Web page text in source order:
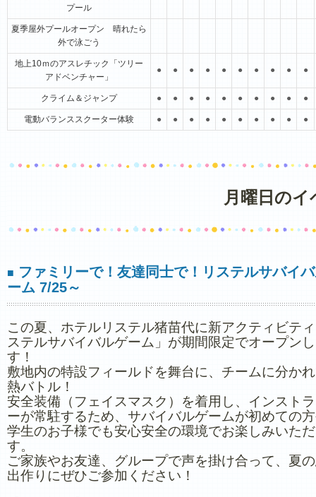
プール
夏季屋外プールオープン 晴れたら
外で泳ごう
地上10ｍのアスレチック「ツリー
アドベンチャー」
● ● ● ● ● ● ● ● ● ●
クライム＆ジャンプ ● ● ● ● ● ● ● ● ● ●
電動バランススクーター体験 ● ● ● ● ● ● ● ● ● ●
月曜日の
■ ファミリーで！友達同士で！リステルサバイ
ーム 7/25～
この夏、ホテルリステル猪苗代に新アクティビテ
ステルサバイバルゲーム」が期間限定でオープン
す！
敷地内の特設フィールドを舞台に、チームに分か
熱バトル！
安全装備（フェイスマスク）を着用し、インスト
ーが常駐するため、サバイバルゲームが初めての
学生のお子様でも安心安全の環境でお楽しみいた
す。
ご家族やお友達、グループで声を掛け合って、夏
出作りにぜひご参加ください！